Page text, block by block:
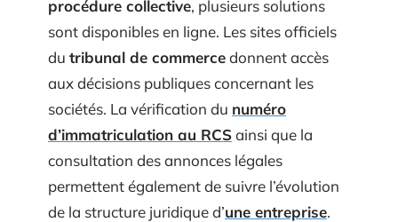
procédure collective, plusieurs solutions
sont disponibles en ligne. Les sites officiels
du tribunal de commercedonnent accès
aux décisions publiques concernant les
sociétés. La vérification du numéro
d’immatriculation au RCSainsi que la
consultation des annonces légales
permettent également de suivre l’évolution
de la structure juridique d’une entreprise.